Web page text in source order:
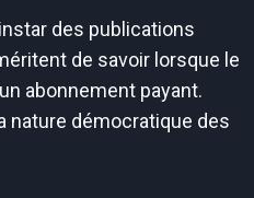
des publications
de savoir lorsque le
abonnement payant.
nature démocratique des